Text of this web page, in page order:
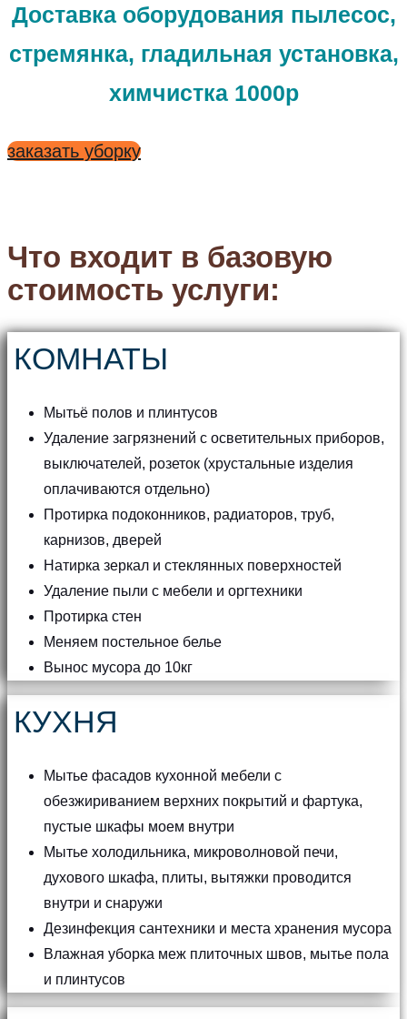
Доставка оборудования пылесос,
стремянка, гладильная установка,
химчистка 1000р
заказать уборку
Что входит в базовую
стоимость услуги:
КОМНАТЫ
Мытьё полов и плинтусов
Удаление загрязнений с осветительных приборов,
выключателей, розеток (хрустальные изделия
оплачиваются отдельно)
Протирка подоконников, радиаторов, труб,
карнизов, дверей
Натирка зеркал и стеклянных поверхностей
Удаление пыли с мебели и оргтехники
Протирка стен
Меняем постельное белье
Вынос мусора до 10кг
КУХНЯ
Мытье фасадов кухонной мебели с
обезжириванием верхних покрытий и фартука,
пустые шкафы моем внутри
Мытье холодильника, микроволновой печи,
духового шкафа, плиты, вытяжки проводится
внутри и снаружи
Дезинфекция сантехники и места хранения мусора
Влажная уборка меж плиточных швов, мытье пола
и плинтусов